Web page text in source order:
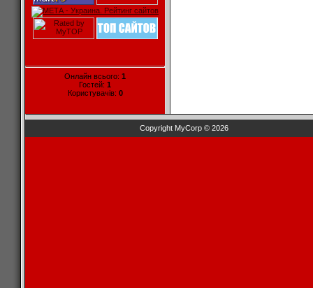
Онлайн всього: 1
Гостей: 1
Користувачів: 0
Copyright MyCorp © 2026